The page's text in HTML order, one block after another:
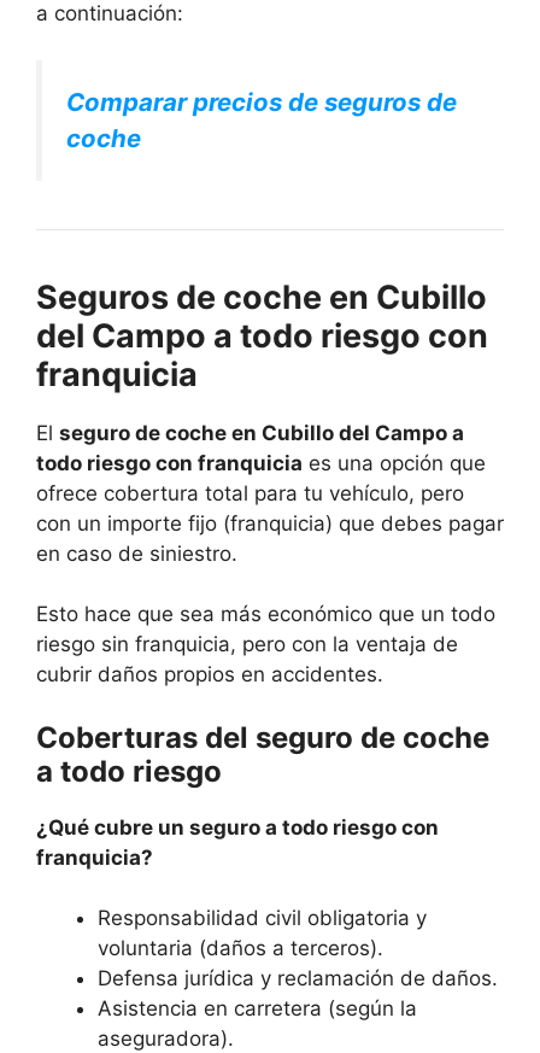
a continuación:
Comparar precios de seguros de
coche
Seguros de coche en Cubillo
del Campo a todo riesgo con
franquicia
El seguro de coche en Cubillo del Campo a
todo riesgo con franquicia es una opción que
ofrece cobertura total para tu vehículo, pero
con un importe fijo (franquicia) que debes pagar
en caso de siniestro.
Esto hace que sea más económico que un todo
riesgo sin franquicia, pero con la ventaja de
cubrir daños propios en accidentes.
Coberturas del seguro de coche
a todo riesgo
¿Qué cubre un seguro a todo riesgo con
franquicia?
Responsabilidad civil obligatoria y
voluntaria (daños a terceros).
Defensa jurídica y reclamación de daños.
Asistencia en carretera (según la
aseguradora).